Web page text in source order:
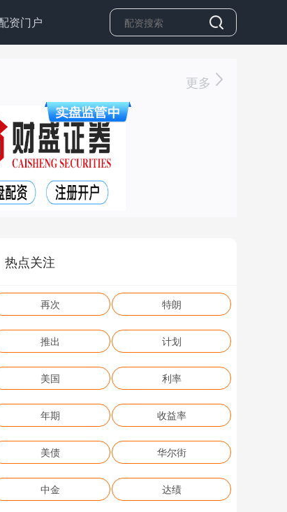
资门户
更多
热点关注
再次 特朗
推出 计划
美国 利率
年期 收益率
美债 华尔街
中金 达绩